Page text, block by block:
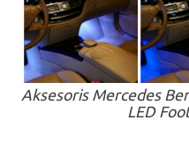
Aksesoris Mercedes
LED